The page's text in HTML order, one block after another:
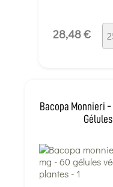
28,48 €
Bacopa Monnieri